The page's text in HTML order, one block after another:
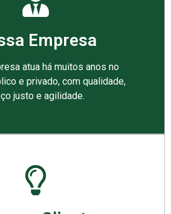
Empresa
atua há muitos anos no
e privado, com qualidade,
justo e agilidade.